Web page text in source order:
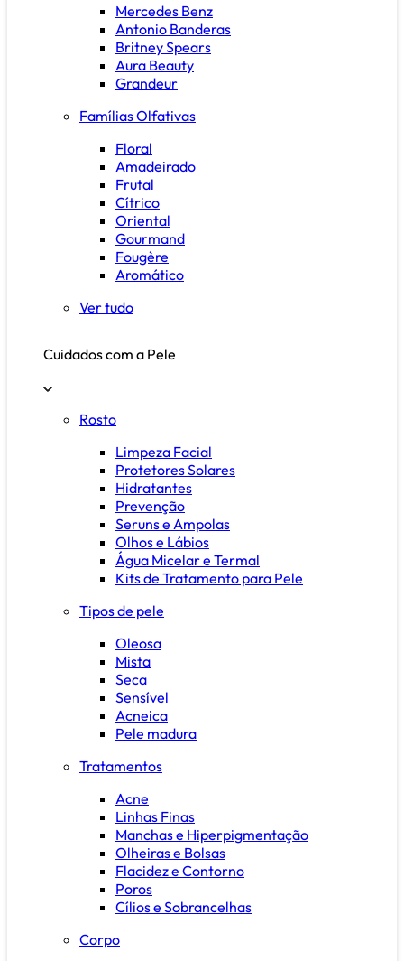
Mercedes Benz
Antonio Banderas
Britney Spears
Aura Beauty
Grandeur
Famílias Olfativas
Floral
Amadeirado
Frutal
Cítrico
Oriental
Gourmand
Fougère
Aromático
Ver tudo
Cuidados com a Pele
Rosto
Limpeza Facial
Protetores Solares
Hidratantes
Prevenção
Seruns e Ampolas
Olhos e Lábios
Água Micelar e Termal
Kits de Tratamento para Pele
Tipos de pele
Oleosa
Mista
Seca
Sensível
Acneica
Pele madura
Tratamentos
Acne
Linhas Finas
Manchas e Hiperpigmentação
Olheiras e Bolsas
Flacidez e Contorno
Poros
Cílios e Sobrancelhas
Corpo